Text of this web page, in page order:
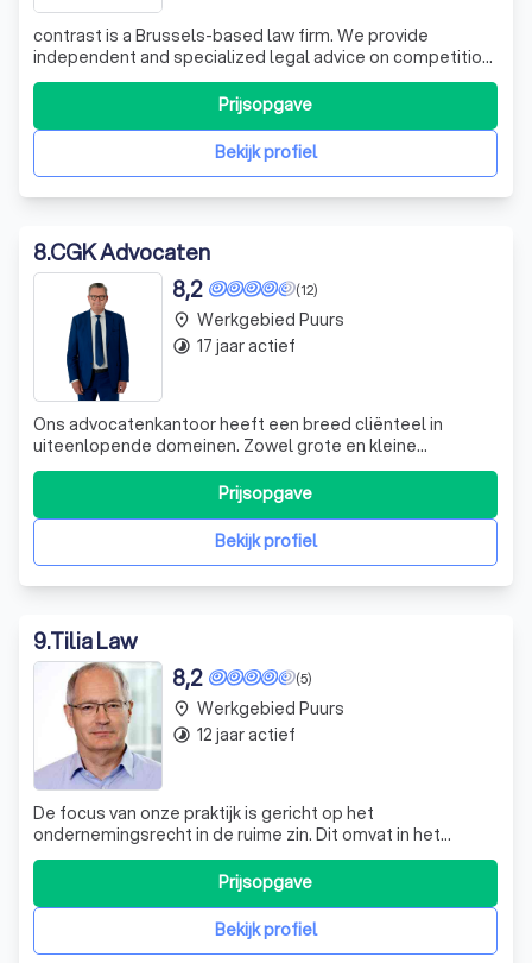
contrast is a Brussels-based law firm. We provide
independent and specialized legal advice on competition
& EU, corporate, M&A, commercial, privacy & data
protection. Our services include full conflict management
support.
Bekijk profiel
Prijsopgave
8.CGK Advocaten
(12)
8,2
Ons advocatenkantoor heeft een breed cliënteel in
uiteenlopende domeinen. Zowel grote en kleine
ondernemingen als particulieren doen beroep op onze
diensten. Ook voor legal interim management zijn wij
inzetbaar. Door de jaren heen hebben onze vennoten en
medewerkers van ons advocatenkantoor in Antwe
Bekijk profiel
Prijsopgave
place Werkgebied Puurs
timelapse 17 jaar actief
9.Tilia Law
(5)
8,2
De focus van onze praktijk is gericht op het
ondernemingsrecht in de ruime zin. Dit omvat in het
bijzonder handels- en economisch recht,
vennootschapsrecht, Europees en mededingingsrecht,
individueel en collectief arbeidsrecht, immigratierecht,
pensioenrecht en geschillenbeslechting. Onze ervaring i
Bekijk profiel
Prijsopgave
place Werkgebied Puurs
timelapse 12 jaar actief